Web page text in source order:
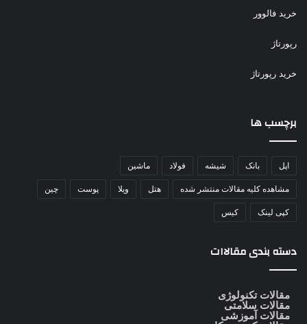
خرید فالوور
رپورتاژ
خرید رپورتاژ
برچسب ها
اپل بانک شیشه فولاد ماشین
مشاهده کلیه مقالات منتشر شده هتل ویلا پوست چین
کپی لینک کیس
دسته بندی مقالاات
مقالات تکنولوژی
مقالات سلامتی
مقالات آموزشی